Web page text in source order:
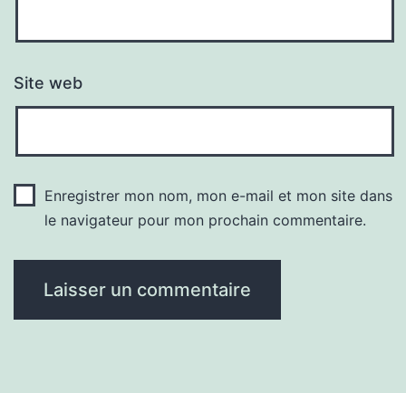
Site web
Enregistrer mon nom, mon e-mail et mon site dans
le navigateur pour mon prochain commentaire.